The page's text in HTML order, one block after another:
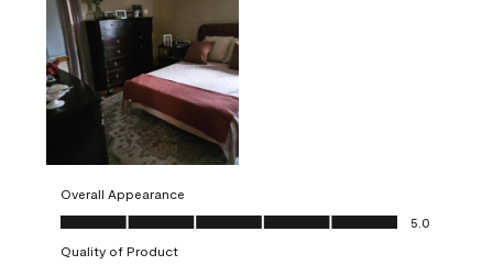
Overall Appearance
Overall Appearance, 5.0 out of 5
5.0
Quality of Product